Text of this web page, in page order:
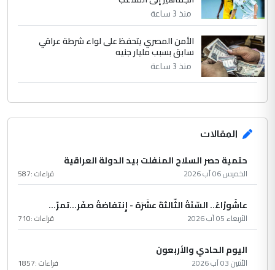
منذ 3 ساعة
الأمن المصري يتحفظ على لواء شرطة عراقي
سابق بسبب مليار جنيه
منذ 3 ساعة
المقالات
حتمية حصر السلاح المنفلت بيد الدولة العراقية
الخميس 06 آب 2026 قراءات :587
عاشُورْاءُ.. السّنَةُ الثّالثةَ عشَرَة - إِنتفاضةُ صفَر…تمرّ...
الأربعاء 05 آب 2026 قراءات :710
اليوم الحادي والأربعون
الأثنين 03 آب 2026 قراءات :1857